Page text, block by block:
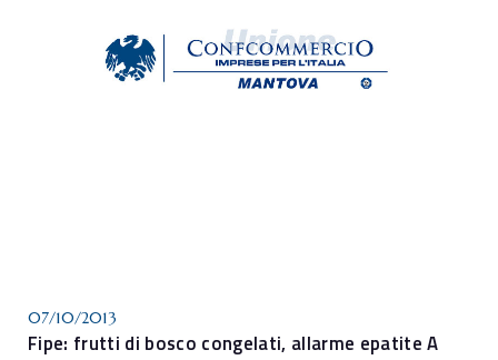
07/10/2013
Fipe: frutti di bosco congelati, allarme epatite A